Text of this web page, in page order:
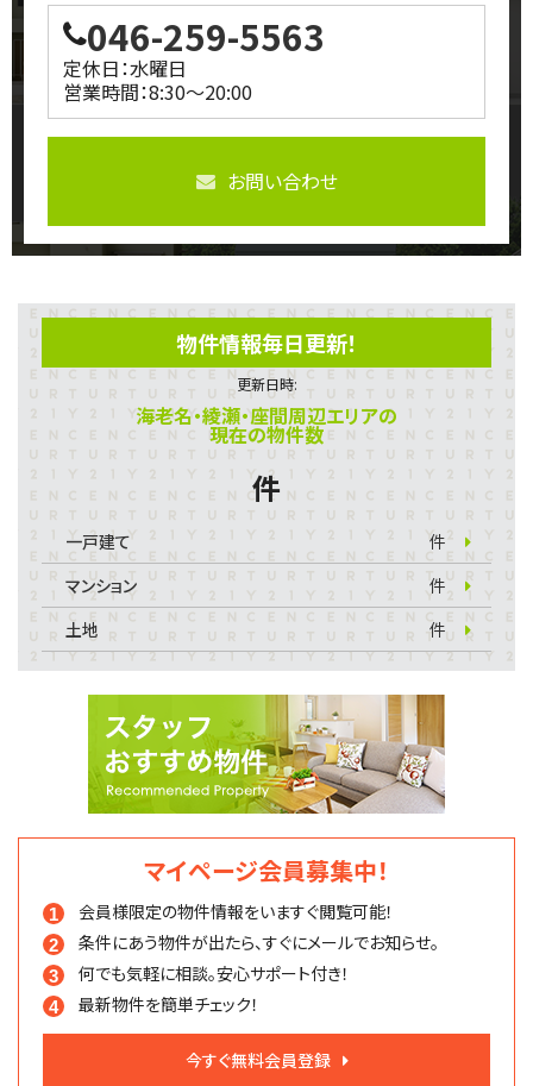
046-259-5563
定休日：水曜日
営業時間：8:30～20:00
お問い合わせ
物件情報毎日更新！
更新日時:
海老名・綾瀬・座間周辺エリアの
現在の物件数
件
一戸建て
件
マンション
件
土地
件
マイページ会員募集中！
会員様限定の物件情報をいますぐ閲覧可能！
条件にあう物件が出たら、すぐにメールでお知らせ。
何でも気軽に相談。安心サポート付き！
最新物件を簡単チェック！
今すぐ無料会員登録